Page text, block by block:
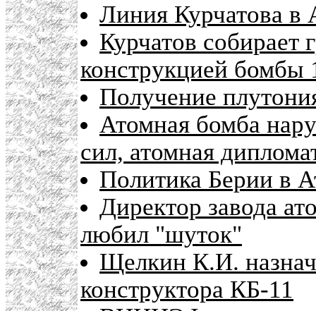
Линия Курчатова в
Курчатов собирает
конструкцией бомбы
Получение
Атомная бомба
сил, атомная
Политика Берии в
Директор завода
любил "шуток"
Щелкин К.И.
конструктора КБ-11